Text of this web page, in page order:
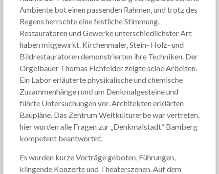
Ambiente bot einen passenden Rahmen, und trotz des
Regens herrschte eine festliche Stimmung.
Restauratoren und Gewerke unterschiedlichster Art
haben mitgewirkt. Kirchenmaler, Stein- Holz- und
Bildrestauratoren demonstrierten ihre Techniken. Der
Orgelbauer Thomas Eichfelder zeigte seine Arbeiten.
Ein Labor erläuterte physikalische und chemische
Zusammenhänge rund um Denkmalgesteine und
führte Untersuchungen vor. Architekten erklärten
Baupläne. Das Zentrum Weltkulturerbe war vertreten,
hier wurden alle Fragen zur „Denkmalstadt“ Bamberg
kompetent beantwortet.
Es wurden kurze Vorträge geboten, Führungen,
klingende Konzerte und Theaterszenen. Auf dem